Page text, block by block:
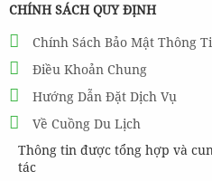
CHÍNH SÁCH QUY ĐỊNH
Chính Sách Bảo Mật Thông
Điều Khoản Chung
Hướng Dẫn Đặt Dịch Vụ
Về Cuồng Du Lịch
Thông tin được tổng hợp và
tác